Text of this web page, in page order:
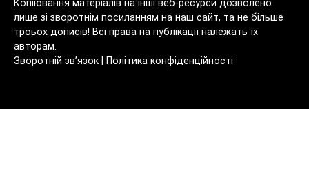
Копіювання матеріалів на інші веб-ресурси дозволено
лише зі зворотнім посиланням на наш сайт, та не більше
троьох дописів! Всі права на публікації належать їх
авторам.
Зворотній зв’язок
Політика конфіденційності